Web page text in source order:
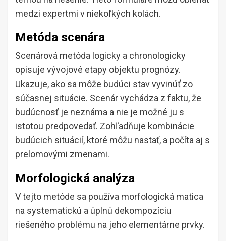
medzi expertmi v niekoľkých kolách.
Metóda scenára
Scenárová metóda logicky a chronologicky
opisuje vývojové etapy objektu prognózy.
Ukazuje, ako sa môže budúci stav vyvinúť zo
súčasnej situácie. Scenár vychádza z faktu, že
budúcnosť je neznáma a nie je možné ju s
istotou predpovedať. Zohľadňuje kombinácie
budúcich situácií, ktoré môžu nastať, a počíta aj s
prelomovými zmenami.
Morfologická analýza
V tejto metóde sa používa morfologická matica
na systematickú a úplnú dekompozíciu
riešeného problému na jeho elementárne prvky.